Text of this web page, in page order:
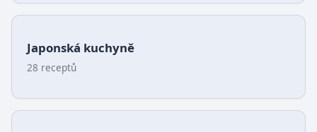
Japonská kuchyně
28 receptů